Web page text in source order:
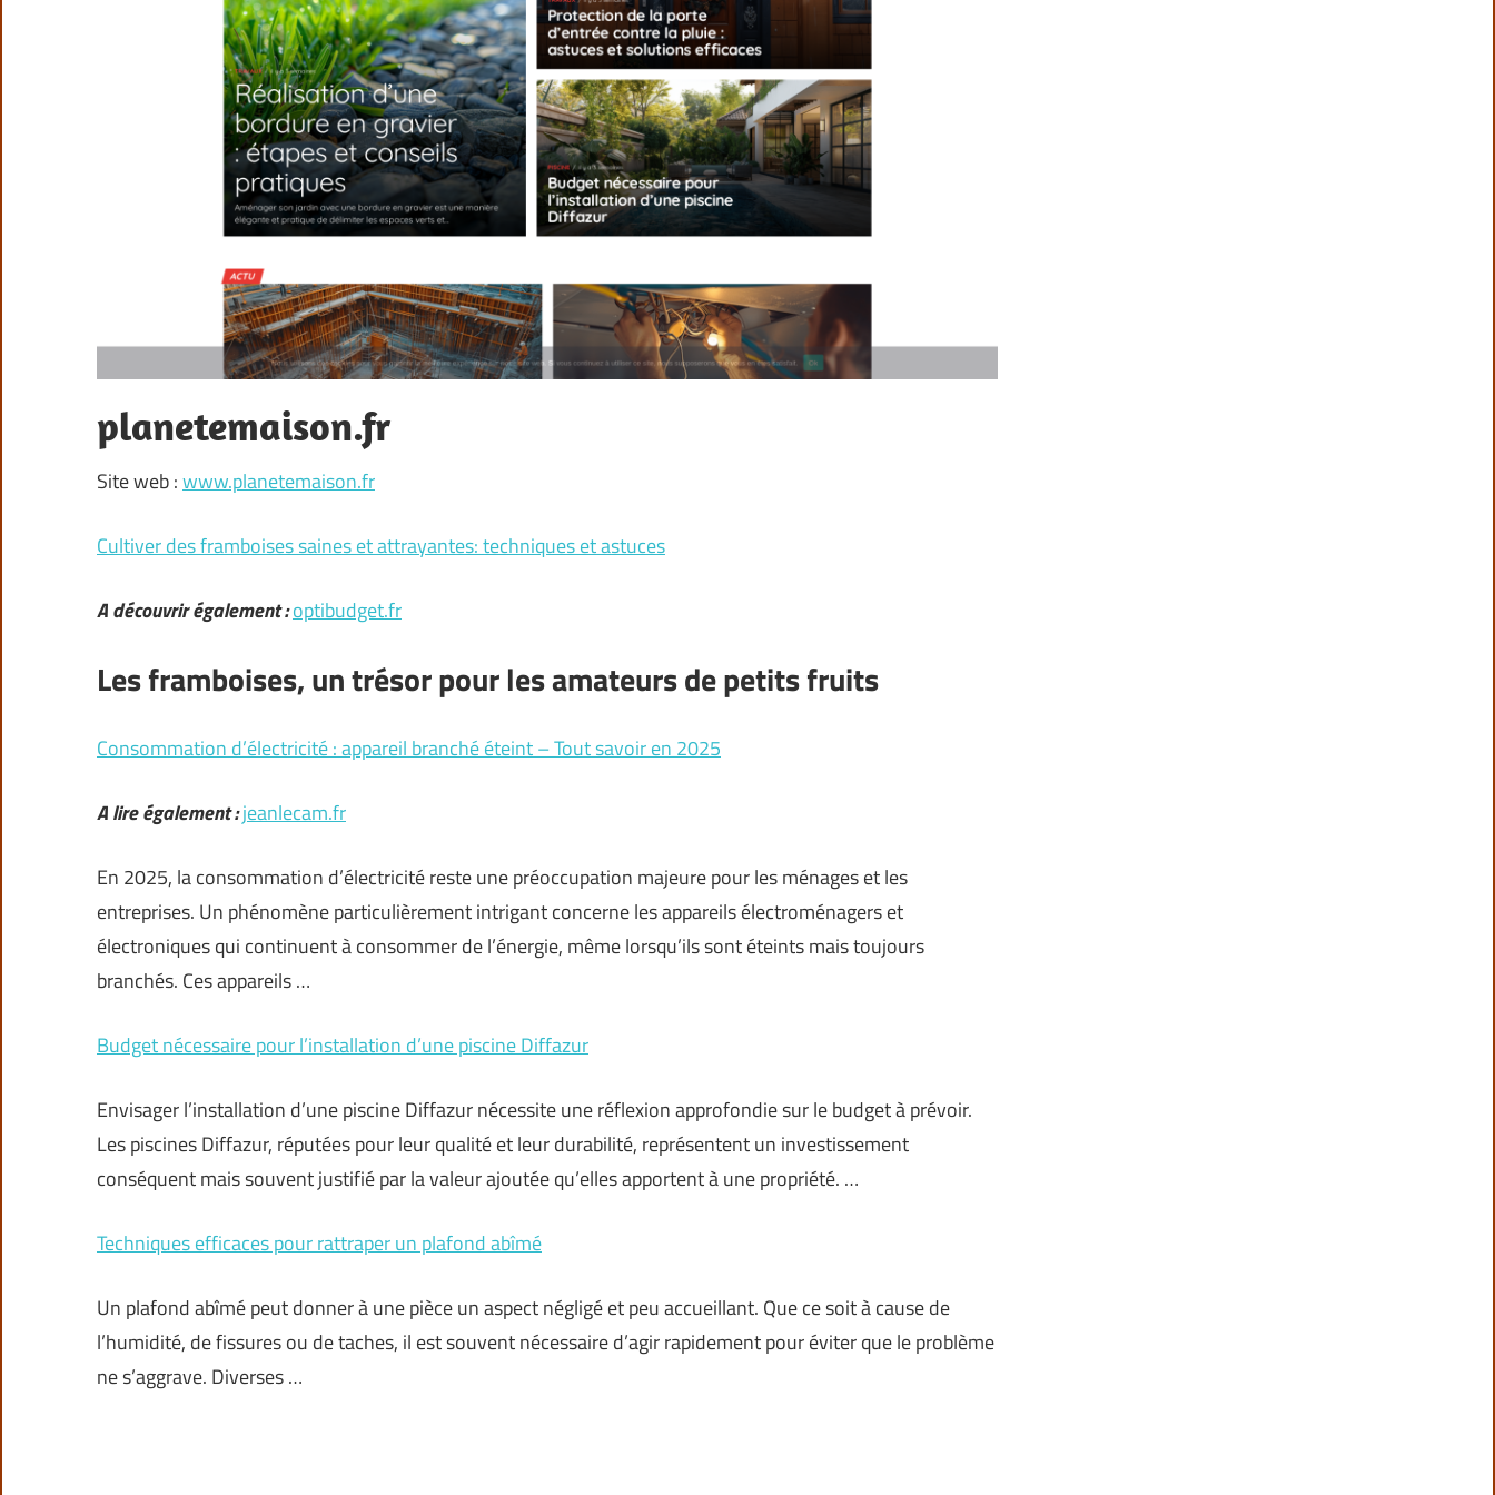
planetemaison.fr
Site web :www.planetemaison.fr
Cultiver des framboises saines et attrayantes: techniques et astuces
A découvrir également :optibudget.fr
Les framboises, un trésor pour les amateurs de petits fruits
Consommation d’électricité : appareil branché éteint – Tout savoir en 2025
A lire également :jeanlecam.fr
En 2025, la consommation d’électricité reste une préoccupation majeure pour les ménages et les
entreprises. Un phénomène particulièrement intrigant concerne les appareils électroménagers et
électroniques qui continuent à consommer de l’énergie, même lorsqu’ils sont éteints mais toujours
branchés. Ces appareils …
Budget nécessaire pour l’installation d’une piscine Diffazur
Envisager l’installation d’une piscine Diffazur nécessite une réflexion approfondie sur le budget à prévoir.
Les piscines Diffazur, réputées pour leur qualité et leur durabilité, représentent un investissement
conséquent mais souvent justifié par la valeur ajoutée qu’elles apportent à une propriété. …
Techniques efficaces pour rattraper un plafond abîmé
Un plafond abîmé peut donner à une pièce un aspect négligé et peu accueillant. Que ce soit à cause de
l’humidité, de fissures ou de taches, il est souvent nécessaire d’agir rapidement pour éviter que le problème
ne s’aggrave. Diverses …